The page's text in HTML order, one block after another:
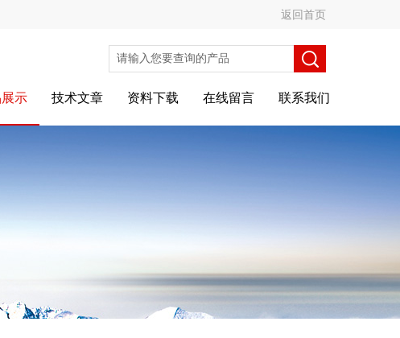
返回首页
示 技术文章 资料下载 在线留言 联系我们